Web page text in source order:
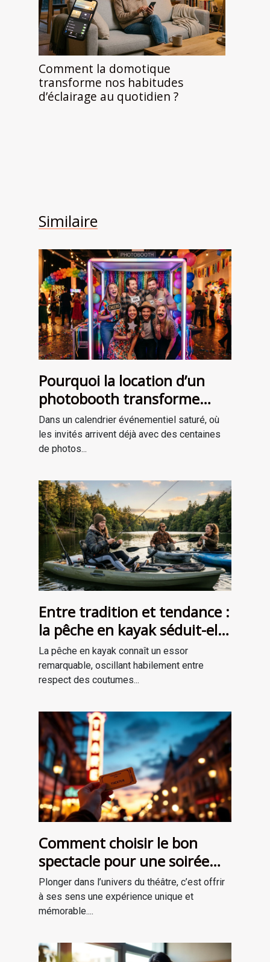
Comment la domotique
transforme nos habitudes
d’éclairage au quotidien ?
Similaire
Pourquoi la location d’un
photobooth transforme
l’ambiance de votre
événement
Dans un calendrier événementiel saturé, où
les invités arrivent déjà avec des centaines
de photos...
Entre tradition et tendance :
la pêche en kayak séduit-elle
une nouvelle génération ?
La pêche en kayak connaît un essor
remarquable, oscillant habilement entre
respect des coutumes...
Comment choisir le bon
spectacle pour une soirée
théâtrale inoubliable ?
Plonger dans l’univers du théâtre, c’est offrir
à ses sens une expérience unique et
mémorable....